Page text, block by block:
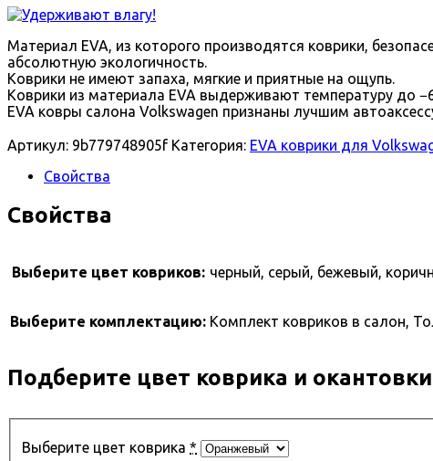
Материал EVA, из которого производятся коврики,
абсолютную экологичность.
Коврики не имеют запаха, мягкие и приятные на ощупь.
Коврики из материала EVA выдерживают температуру до
EVA ковры салона Volkswagen признаны лучшим
Артикул: 9b779748905f Категория: EVA коврики для
Свойства
Свойства
Выберите цвет ковриков: черный, серый, бежевый,
Выберите комплектацию: Комплект ковриков в салон,
Подберите цвет коврика и окантовки
Выберите цвет коврика *